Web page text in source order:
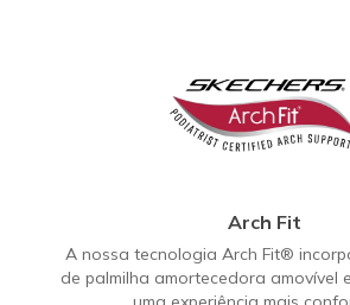
Arch Fit
A nossa tecnologia Arch Fit®
de palmilha amortecedora amovível